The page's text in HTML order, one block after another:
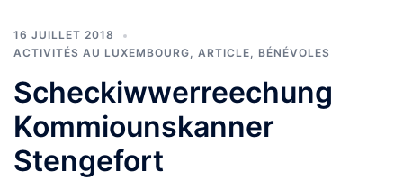
16 JUILLET 2018
ACTIVITÉS AU LUXEMBOURG, ARTICLE, BÉNÉVOLES
Scheckiwwerreechung
Kommiounskanner
Stengefort